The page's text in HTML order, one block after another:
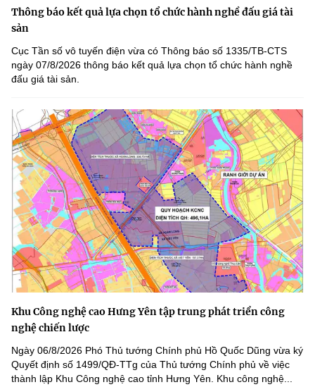
Thông báo kết quả lựa chọn tổ chức hành nghề đấu giá tài
sản
Cục Tần số vô tuyến điện vừa có Thông báo số 1335/TB-CTS
ngày 07/8/2026 thông báo kết quả lựa chọn tổ chức hành nghề
đấu giá tài sản.
Khu Công nghệ cao Hưng Yên tập trung phát triển công
nghệ chiến lược
Ngày 06/8/2026 Phó Thủ tướng Chính phủ Hồ Quốc Dũng vừa ký
Quyết định số 1499/QĐ-TTg của Thủ tướng Chính phủ về việc
thành lập Khu Công nghệ cao tỉnh Hưng Yên. Khu công nghệ...